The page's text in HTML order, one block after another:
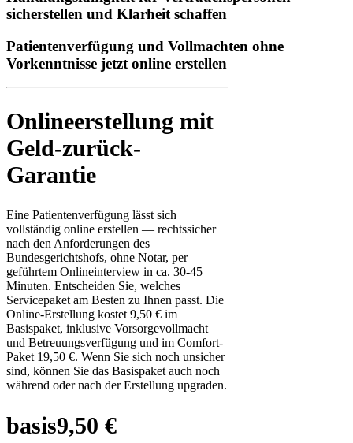
sicherstellen und Klarheit schaffen
Patientenverfügung und Vollmachten ohne
Vorkenntnisse jetzt online erstellen
Onlineerstellung mit
Geld-zurück-
Garantie
Eine Patientenverfügung lässt sich
vollständig online erstellen — rechtssicher
nach den Anforderungen des
Bundesgerichtshofs, ohne Notar, per
geführtem Onlineinterview in ca. 30-45
Minuten. Entscheiden Sie, welches
Servicepaket am Besten zu Ihnen passt. Die
Online-Erstellung kostet 9,50 € im
Basispaket, inklusive Vorsorgevollmacht
und Betreuungsverfügung und im Comfort-
Paket 19,50 €. Wenn Sie sich noch unsicher
sind, können Sie das Basispaket auch noch
während oder nach der Erstellung upgraden.
basis9,50 €